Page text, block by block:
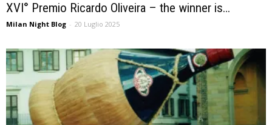
XVI° Premio Ricardo Oliveira – the winner is…
Milan Night Blog - 20 Luglio 2025